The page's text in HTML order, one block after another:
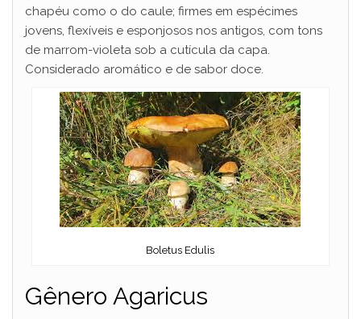
chapéu como o do caule; firmes em espécimes
jovens, flexíveis e esponjosos nos antigos, com tons
de marrom-violeta sob a cutícula da capa.
Considerado aromático e de sabor doce.
Boletus Edulis
Gênero Agaricus